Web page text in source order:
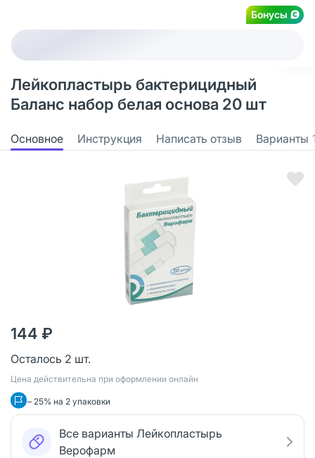
Бонусы
Лейкопластырь бактерицидный
Баланс набор белая основа 20 шт
Основное Инструкция Написать отзыв Варианты
144 ₽
Осталось 2 шт.
Цена действительна при оформлении онлайн
– 25% на 2 упаковки
Все варианты Лейкопластырь
Верофарм